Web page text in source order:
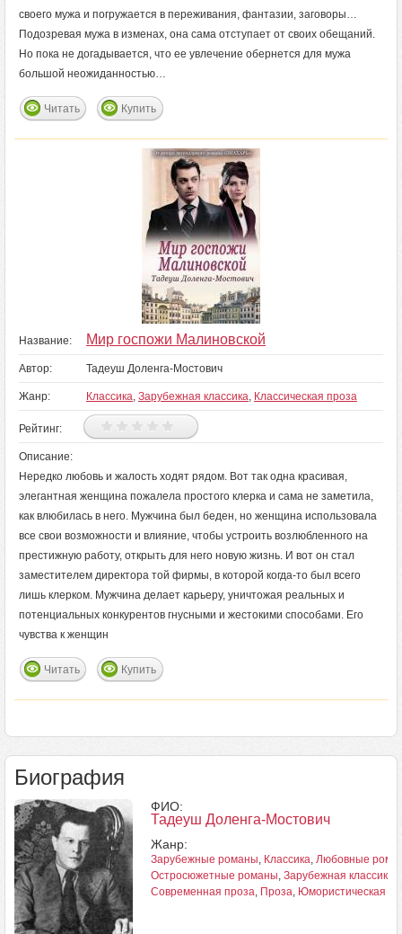
своего мужа и погружается в переживания, фантазии, заговоры…
Подозревая мужа в изменах, она сама отступает от своих обещаний.
Но пока не догадывается, что ее увлечение обернется для мужа
большой неожиданностью…
Читать Купить
Название: Мир госпожи Малиновской
Автор: Тадеуш Доленга-Мостович
Жанр: Классика, Зарубежная классика, Классическая проза
Рейтинг:
Описание:
Нередко любовь и жалость ходят рядом. Вот так одна красивая,
элегантная женщина пожалела простого клерка и сама не заметила,
как влюбилась в него. Мужчина был беден, но женщина использовала
все свои возможности и влияние, чтобы устроить возлюбленного на
престижную работу, открыть для него новую жизнь. И вот он стал
заместителем директора той фирмы, в которой когда-то был всего
лишь клерком. Мужчина делает карьеру, уничтожая реальных и
потенциальных конкурентов гнусными и жестокими способами. Его
чувства к женщин
Читать Купить
Биография
ФИО:
Тадеуш Доленга-Мостович
Жанр:
Зарубежные романы, Классика, Любовные
Остросюжетные романы, Зарубежная классика
Современная проза, Проза, Юмористическая